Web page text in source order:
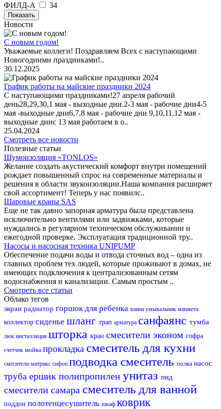
ФИЛД-А
34
Показать
Новости
С новым годом!
Уважаемые коллеги! Поздравляем Всех с наступающими
Новогодними праздниками!..
30.12.2025
График работы на майские праздники 2024
С наступающими праздниками!27 апреля рабочий
день28,29,30,1 мая - выходные дни.2-3 мая - рабочие дни4-5
мая -выходные дни6,7,8 мая - рабочие дни 9,10,11,12 мая -
выходные днис 13 мая работаем в о..
25.04.2024
Смотреть все новости
Полезные статьи
Шумоизоляция «TONLOS»
Желание создать акустический комфорт внутри помещений
рождает повышенный спрос на современные материалы и
решения в области звукоизоляции.Наша компания расширяет
свой ассортимент! Теперь у нас появилс..
Шаровые краны SAS
Еще не так давно запорная арматура была представлена
исключительно вентилями или задвижками, которые
нуждались в регулярном техническом обслуживании и
ежегодной проверке. Эксплуатация традиционной тру..
Насосы и насосная техника UNIPUMP
Обеспечение подачи воды и отвода сточных вод – одна из
главных проблем тех людей, которые проживают в домах, не
имеющих подключения к централизованным сетям
водоснабжения и канализации. Самым простым ..
Смотреть все статьи
Облако тегов
экран радиатор горшок для ребенка ванна умывальник манжета
коллектор сиденье шланг трап арматура санфаянс тумба
люк инсталляция шторка кран смесители эконом гофра
счетчик мойка прокладка смеситель для кухни
смесители матрикс сифон подводка смеситель полка насос
труба ершик полипропилен унитаз пнд
смесители самара смеситель для ванной
поддон полотенцесушитель шкаф коврик